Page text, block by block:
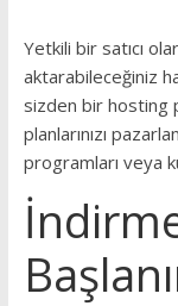
Yetkili bir satıcı
aktarabileceğiniz
sizden bir hosting
planlarınızı
programları veya